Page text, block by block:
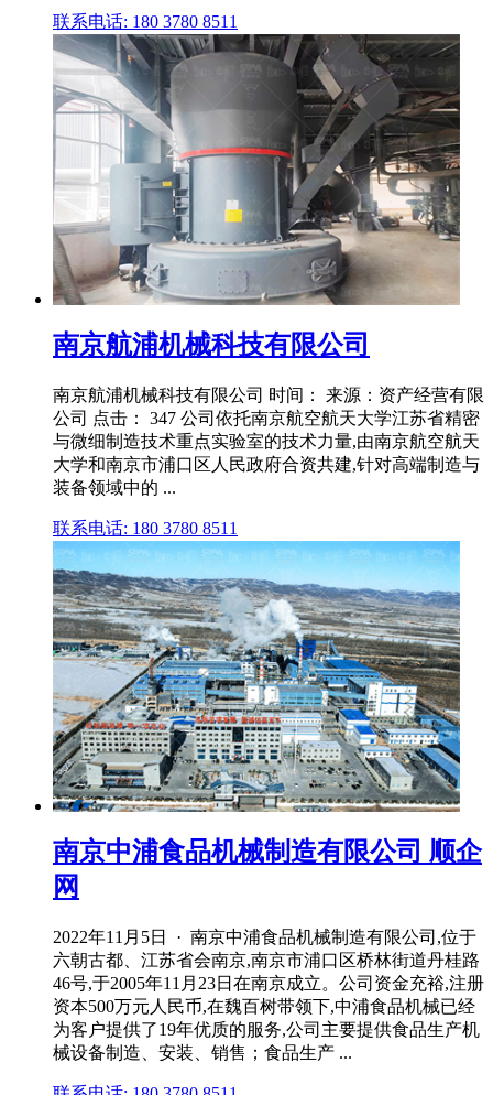
联系电话: 180 3780 8511
南京航浦机械科技有限公司
南京航浦机械科技有限公司 时间： 来源：资产经营有限
公司 点击： 347 公司依托南京航空航天大学江苏省精密
与微细制造技术重点实验室的技术力量,由南京航空航天
大学和南京市浦口区人民政府合资共建,针对高端制造与
装备领域中的 ...
联系电话: 180 3780 8511
南京中浦食品机械制造有限公司 顺企
网
2022年11月5日 · 南京中浦食品机械制造有限公司,位于
六朝古都、江苏省会南京,南京市浦口区桥林街道丹桂路
46号,于2005年11月23日在南京成立。公司资金充裕,注册
资本500万元人民币,在魏百树带领下,中浦食品机械已经
为客户提供了19年优质的服务,公司主要提供食品生产机
械设备制造、安装、销售；食品生产 ...